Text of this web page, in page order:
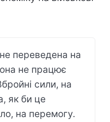
переведена на
не працює
сили, на
як би це
на перемогу.